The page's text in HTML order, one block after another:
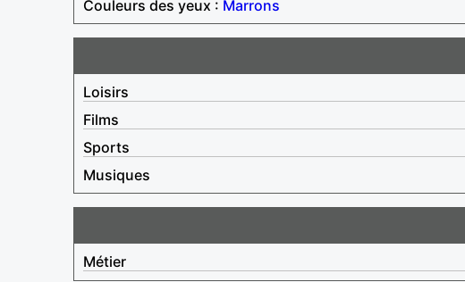
Couleurs des yeux : Marrons
Loisirs
Films
Sports
Musiques
Métier